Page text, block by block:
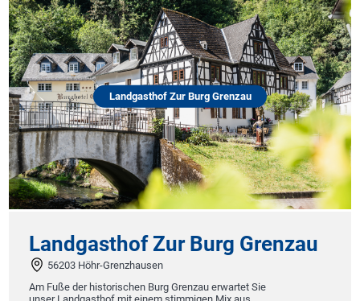
Landgasthof Zur Burg Grenzau
Landgasthof Zur Burg Grenzau
56203 Höhr-Grenzhausen
Am Fuße der historischen Burg Grenzau erwartet Sie